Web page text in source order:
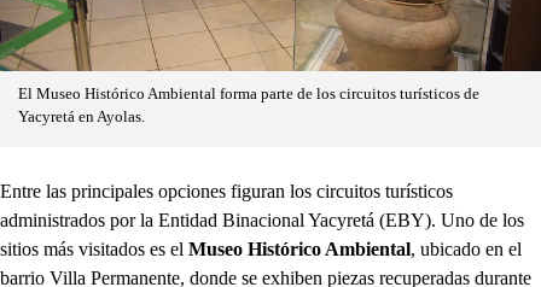
El Museo Histórico Ambiental forma parte de los circuitos turísticos de
Yacyretá en Ayolas.
Entre las principales opciones figuran los circuitos turísticos
administrados por la Entidad Binacional Yacyretá (EBY). Uno de los
sitios más visitados es el Museo Histórico Ambiental, ubicado en el
barrio Villa Permanente, donde se exhiben piezas recuperadas durante